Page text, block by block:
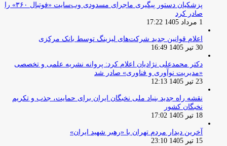
پزشکیان دستور پیگیری ماجرای مسدودی وب‌سایت «فوتبال ۳۶۰» را
صادر کرد
1 مرداد 1405 17:22
اعلام قوانین جدید شرکت‌های لیزینگ توسط بانک مرکزی
30 تیر 1405 16:49
دکتر محمدعلی نژادیان اعلام کرد: پروانه نشریه علمی و تخصصی
«مدیریت نوآوری و فناوری» صادر شد
23 تیر 1405 12:13
نقشه راه جدید بنیاد ملی نخبگان ایران برای حمایت، جذب و تکریم
نخبگان کشور
18 تیر 1405 17:02
آخرین دیدار مردم تهران با «رهبر شهید ایران»
15 تیر 1405 23:10